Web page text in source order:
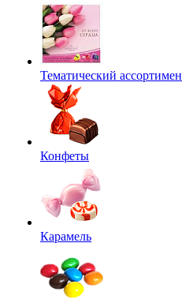
Тематический
Конфеты
Карамель